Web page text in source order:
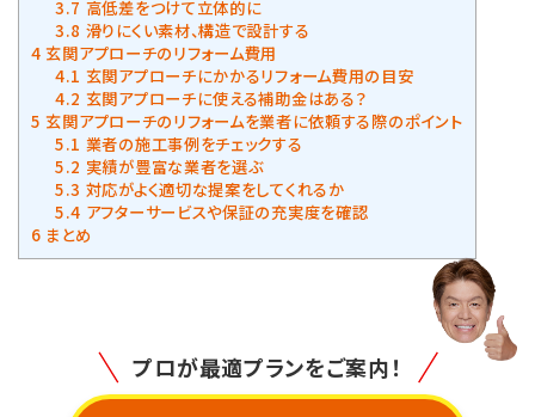
3.7 高低差をつけて立体的に
3.8 滑りにくい素材、構造で設計する
4 玄関アプローチのリフォーム費用
4.1 玄関アプローチにかかるリフォーム費用の目安
4.2 玄関アプローチに使える補助金はある？
5 玄関アプローチのリフォームを業者に依頼する際のポイント
5.1 業者の施工事例をチェックする
5.2 実績が豊富な業者を選ぶ
5.3 対応がよく適切な提案をしてくれるか
5.4 アフターサービスや保証の充実度を確認
6 まとめ
プロが最適プランをご案内！